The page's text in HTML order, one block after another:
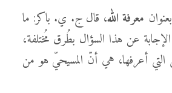
معرفة الله، قال ج. ي. باكر: ما
عن هذا السؤال بطُرق مُختلفة،
التي أعرفها، هي أنّ المسيحيّ هو من